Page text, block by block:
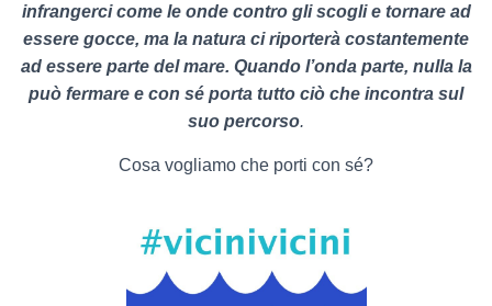
infrangerci come le onde contro gli scogli e tornare ad
essere gocce, ma la natura ci riporterà costantemente
ad essere parte del mare. Quando l’onda parte, nulla la
può fermare e con sé porta tutto ciò che incontra sul
suo percorso.
Cosa vogliamo che porti con sé?